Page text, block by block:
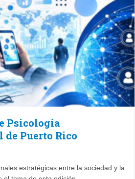
Psicología
Puerto Rico
estratégicas entre la sociedad y la